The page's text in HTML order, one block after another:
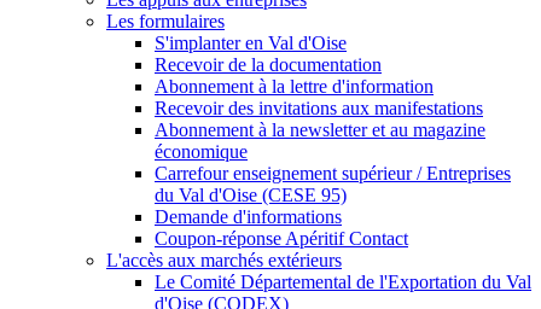
Les formulaires
S'implanter en Val d'Oise
Recevoir de la documentation
Abonnement à la lettre d'information
Recevoir des invitations aux manifestations
Abonnement à la newsletter et au magazine
économique
Carrefour enseignement supérieur / Entreprises
du Val d'Oise (CESE 95)
Demande d'informations
Coupon-réponse Apéritif Contact
L'accès aux marchés extérieurs
Le Comité Départemental de l'Exportation du Val
d'Oise (CODEX)